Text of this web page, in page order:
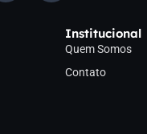
Institucional
Quem Somos
Contato